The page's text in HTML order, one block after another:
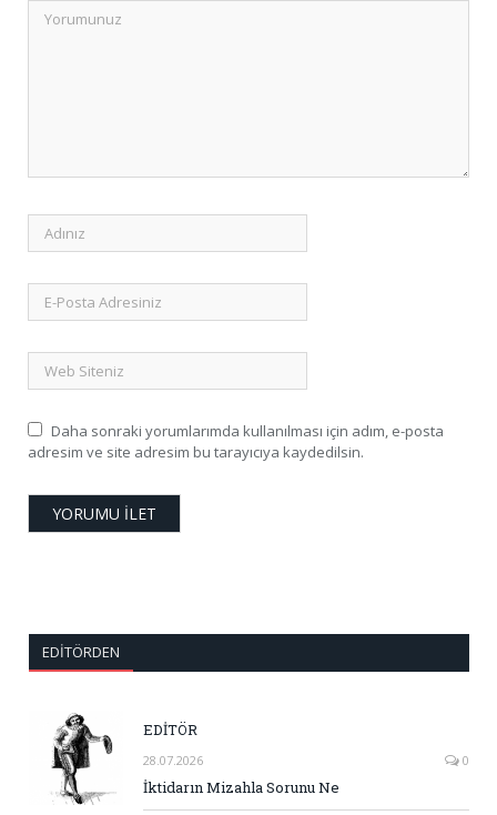
Daha sonraki yorumlarımda kullanılması için adım, e-posta
adresim ve site adresim bu tarayıcıya kaydedilsin.
EDITÖRDEN
EDİTÖR
28.07.2026 0
İktidarın Mizahla Sorunu Ne